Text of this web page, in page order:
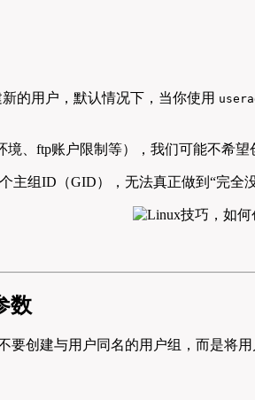
的用户，默认情况下，当你使用
、ftp账户限制等），我们可能不希
主组ID（GID），无法真正做到“完全
数
要创建与用户同名的用户组，而是将